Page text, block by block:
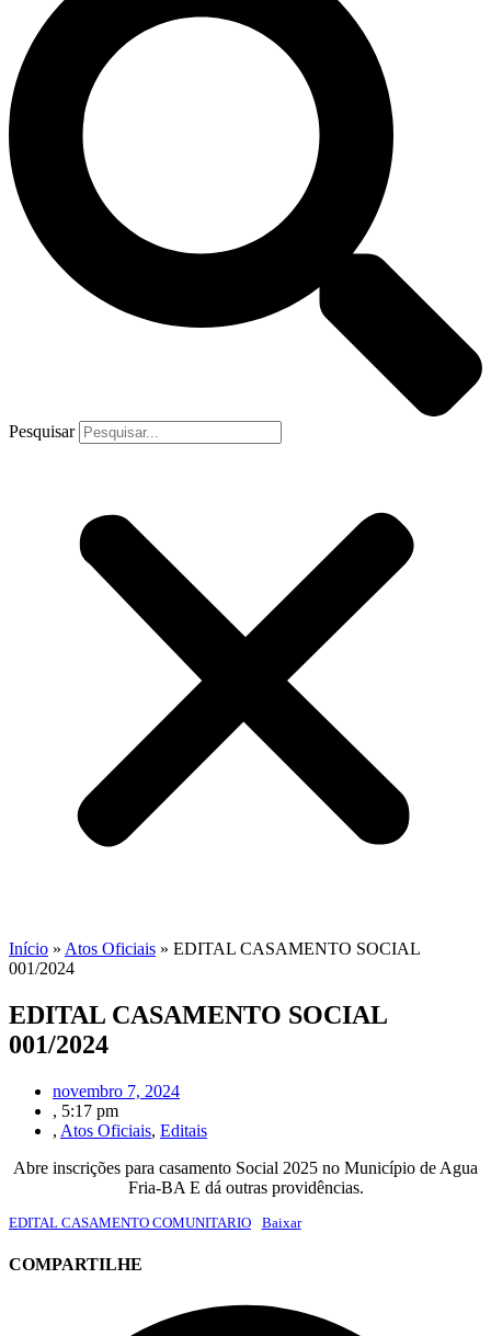
Pesquisar
Início » Atos Oficiais » EDITAL CASAMENTO SOCIAL
001/2024
EDITAL CASAMENTO SOCIAL
001/2024
novembro 7, 2024
, 5:17 pm
, Atos Oficiais, Editais
Abre inscrições para casamento Social 2025 no Município de Agua
Fria-BA E dá outras providências.
EDITAL CASAMENTO COMUNITARIO Baixar
COMPARTILHE